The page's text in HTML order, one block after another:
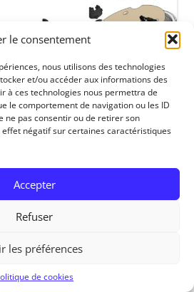
le consentement
nous utilisons des technologies
et/ou accéder aux informations des
à ces technologies nous permettra de
le comportement de navigation ou les ID
ne pas consentir ou de retirer son
négatif sur certaines caractéristiques
Accepter
Refuser
les préférences
de cookies